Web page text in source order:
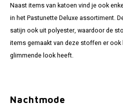
Naast items van katoen vind je ook
in het Pastunette Deluxe assortiment.
satijn ook uit polyester, waardoor de
items gemaakt van deze stoffen er
glimmende look heeft.
Nachtmode